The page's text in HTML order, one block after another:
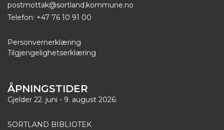
postmottak@sortland.kommune.no
Telefon: +47 76 10 91 00
Personvernerklæring
Tilgjengelighetserklæring
ÅPNINGSTIDER
Gjelder 22. juni - 9. august 2026:
SORTLAND BIBLIOTEK